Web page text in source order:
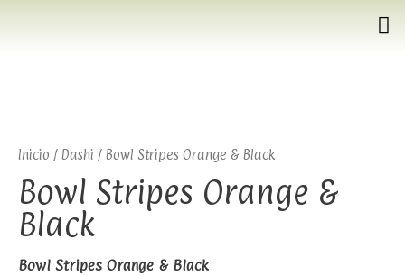
Inicio / Dashi / Bowl Stripes Orange & Black
Bowl Stripes Orange &
Black
Bowl Stripes Orange & Black